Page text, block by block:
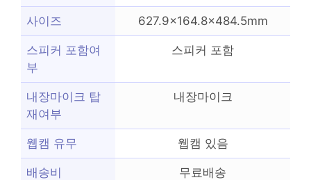
사이즈 627.9×164.8×484.5mm
스피커 포함여
부
스피커 포함
내장마이크 탑
재여부
내장마이크
웹캠 유무 웹캠 있음
배송비 무료배송